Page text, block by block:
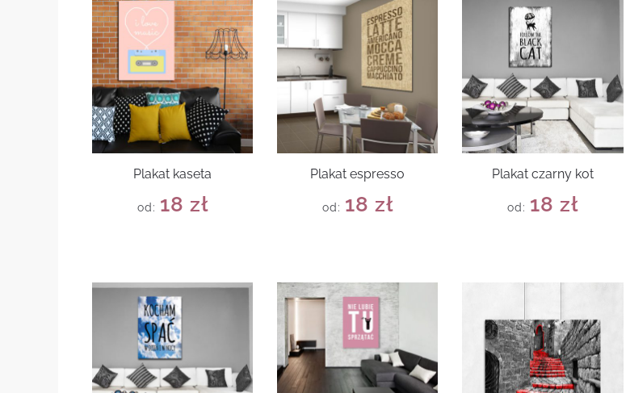
Plakat kaseta
od: 18 zł
Plakat espresso
od: 18 zł
Plakat czarny kot
od: 18 zł